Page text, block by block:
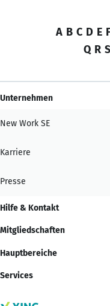
A B C D E
Q R S
Unternehmen
New Work SE
Karriere
Presse
Hilfe & Kontakt
Mitgliedschaften
Hauptbereiche
Services